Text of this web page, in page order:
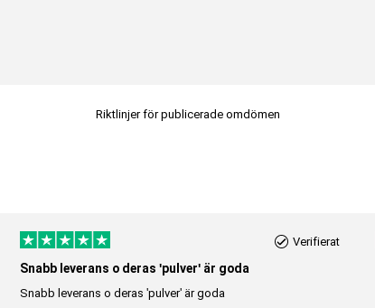
Riktlinjer för publicerade omdömen
Verifierat
Snabb leverans o deras 'pulver' är goda
Snabb leverans o deras 'pulver' är goda